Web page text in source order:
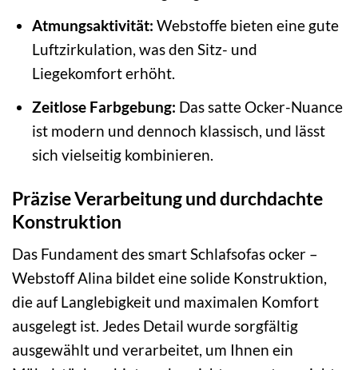
Atmungsaktivität: Webstoffe bieten eine gute
Luftzirkulation, was den Sitz- und
Liegekomfort erhöht.
Zeitlose Farbgebung: Das satte Ocker-Nuance
ist modern und dennoch klassisch, und lässt
sich vielseitig kombinieren.
Präzise Verarbeitung und durchdachte
Konstruktion
Das Fundament des smart Schlafsofas ocker –
Webstoff Alina bildet eine solide Konstruktion,
die auf Langlebigkeit und maximalen Komfort
ausgelegt ist. Jedes Detail wurde sorgfältig
ausgewählt und verarbeitet, um Ihnen ein